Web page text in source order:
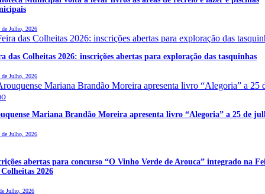
Julho, 2026
das Colheitas 2026: inscrições abertas para exploração das tasquinhas
Julho, 2026
Mariana Brandão Moreira apresenta livro “Alegoria” a 25 de
Julho, 2026
abertas para concurso “O Vinho Verde de Arouca” integrado na
Colheitas 2026
Julho, 2026